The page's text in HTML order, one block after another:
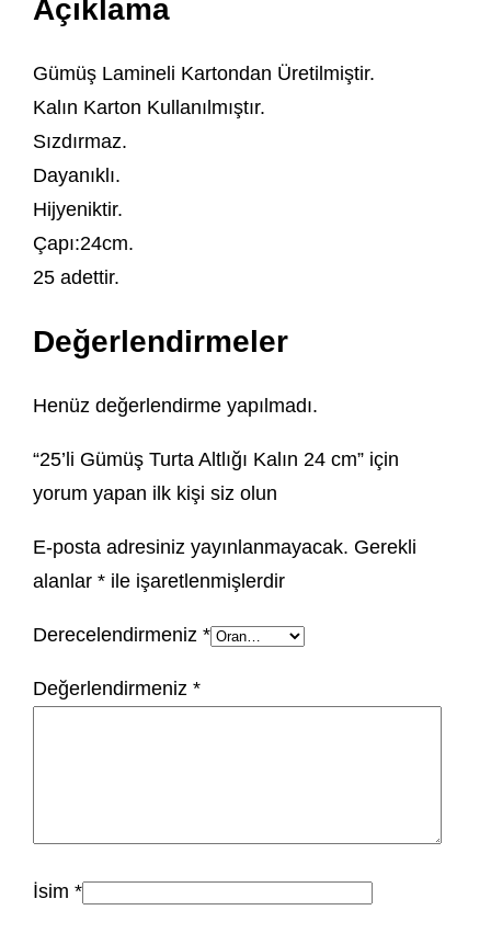
Açıklama
Gümüş Lamineli Kartondan Üretilmiştir.
Kalın Karton Kullanılmıştır.
Sızdırmaz.
Dayanıklı.
Hijyeniktir.
Çapı:24cm.
25 adettir.
Değerlendirmeler
Henüz değerlendirme yapılmadı.
“25’li Gümüş Turta Altlığı Kalın 24 cm” için
yorum yapan ilk kişi siz olun
E-posta adresiniz yayınlanmayacak. Gerekli
alanlar* ile işaretlenmişlerdir
Derecelendirmeniz*
Değerlendirmeniz*
İsim*